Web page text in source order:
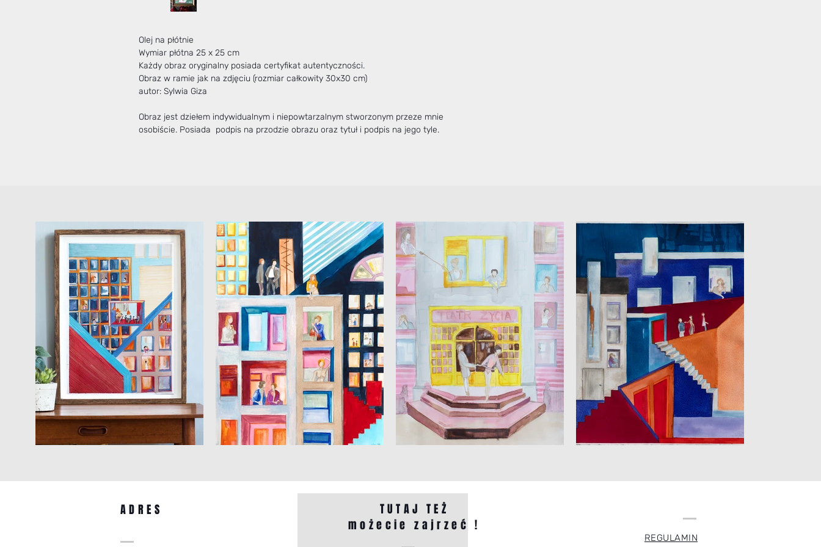
Olej na płótnie
Wymiar płótna 25 x 25 cm
Każdy obraz oryginalny posiada certyfikat autentyczności.
Obraz w ramie jak na zdjęciu (rozmiar całkowity 30x30 cm)
autor: Sylwia Giza
Obraz jest dziełem indywidualnym i niepowtarzalnym stworzonym przeze mnie
osobiście. Posiada podpis na przodzie obrazu oraz tytuł i podpis na jego tyle.
ADRES
TUTAJ TEŻ
możecie zajrzeć !
REGULAMIN